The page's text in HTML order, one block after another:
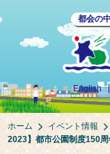
都会の
English
ホーム イベント情報
2023】都市公園制度150